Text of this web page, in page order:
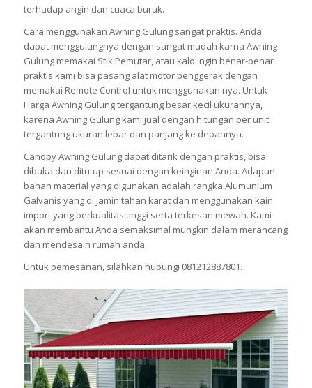
terhadap angin dan cuaca buruk.
Cara menggunakan Awning Gulung sangat praktis. Anda
dapat menggulungnya dengan sangat mudah karna Awning
Gulung memakai Stik Pemutar, atau kalo ingin benar-benar
praktis kami bisa pasang alat motor penggerak dengan
memakai Remote Control untuk menggunakan nya. Untuk
Harga Awning Gulung tergantung besar kecil ukurannya,
karena Awning Gulung kami jual dengan hitungan per unit
tergantung ukuran lebar dan panjang ke depannya.
Canopy Awning Gulung dapat ditarik dengan praktis, bisa
dibuka dan ditutup sesuai dengan keinginan Anda. Adapun
bahan material yang digunakan adalah rangka Alumunium
Galvanis yang di jamin tahan karat dan menggunakan kain
import yang berkualitas tinggi serta terkesan mewah. Kami
akan membantu Anda semaksimal mungkin dalam merancang
dan mendesain rumah anda.
Untuk pemesanan, silahkan hubungi 081212887801.